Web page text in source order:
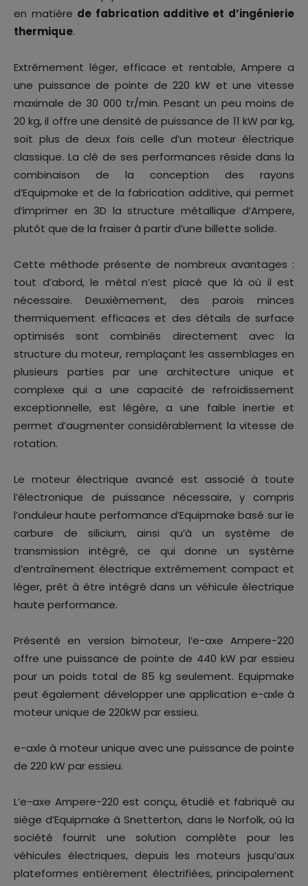
en matière de fabrication additive et d’ingénierie
thermique.
Extrêmement léger, efficace et rentable, Ampere a
une puissance de pointe de 220 kW et une vitesse
maximale de 30 000 tr/min. Pesant un peu moins de
20 kg, il offre une densité de puissance de 11 kW par kg,
soit plus de deux fois celle d’un moteur électrique
classique. La clé de ses performances réside dans la
combinaison de la conception des rayons
d’Equipmake et de la fabrication additive, qui permet
d’imprimer en 3D la structure métallique d’Ampere,
plutôt que de la fraiser à partir d’une billette solide.
Cette méthode présente de nombreux avantages :
tout d’abord, le métal n’est placé que là où il est
nécessaire. Deuxièmement, des parois minces
thermiquement efficaces et des détails de surface
optimisés sont combinés directement avec la
structure du moteur, remplaçant les assemblages en
plusieurs parties par une architecture unique et
complexe qui a une capacité de refroidissement
exceptionnelle, est légère, a une faible inertie et
permet d’augmenter considérablement la vitesse de
rotation.
Le moteur électrique avancé est associé à toute
l’électronique de puissance nécessaire, y compris
l’onduleur haute performance d’Equipmake basé sur le
carbure de silicium, ainsi qu’à un système de
transmission intégré, ce qui donne un système
d’entraînement électrique extrêmement compact et
léger, prêt à être intégré dans un véhicule électrique
haute performance.
Présenté en version bimoteur, l’e-axe Ampere-220
offre une puissance de pointe de 440 kW par essieu
pour un poids total de 85 kg seulement. Equipmake
peut également développer une application e-axle à
moteur unique de 220kW par essieu.
e-axle à moteur unique avec une puissance de pointe
de 220 kW par essieu.
L’e-axe Ampere-220 est conçu, étudié et fabriqué au
siège d’Equipmake à Snetterton, dans le Norfolk, où la
société fournit une solution complète pour les
véhicules électriques, depuis les moteurs jusqu’aux
plateformes entièrement électrifiées, principalement